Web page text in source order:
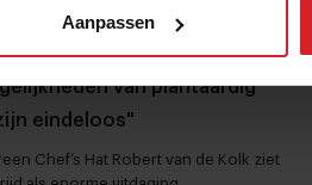
Aanpassen
van plantaardig
eindeloos"
Chef’s Hat Robert van de Kolk ziet